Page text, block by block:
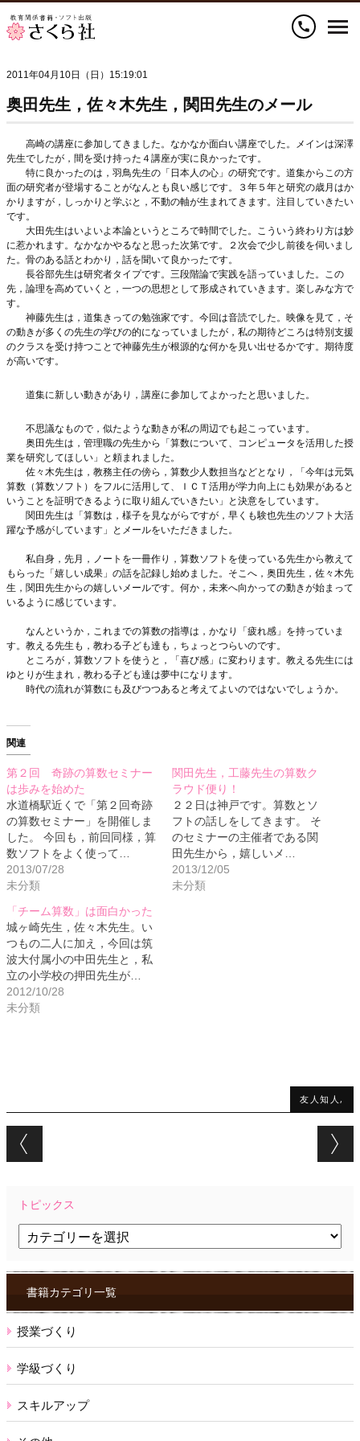
call
2011年04月10日（日）15:19:01
奥田先生，佐々木先生，関田先生のメール
高崎の講座に参加してきました。なかなか面白い講座でした。メインは深澤
先生でしたが，間を受け持った４講座が実に良かったです。
特に良かったのは，羽鳥先生の「日本人の心」の研究です。道集からこの方
面の研究者が登場することがなんとも良い感じです。３年５年と研究の歳月はか
かりますが，しっかりと学ぶと，不動の軸が生まれてきます。注目していきたい
です。
大田先生はいよいよ本論というところで時間でした。こういう終わり方は妙
に惹かれます。なかなかやるなと思った次第です。２次会で少し前後を伺いまし
た。骨のある話とわかり，話を聞いて良かったです。
長谷部先生は研究者タイプです。三段階論で実践を語っていました。この
先，論理を高めていくと，一つの思想として形成されていきます。楽しみな方で
す。
神藤先生は，道集きっての勉強家です。今回は音読でした。映像を見て，そ
の動きが多くの先生の学びの的になっていましたが，私の期待どころは特別支援
のクラスを受け持つことで神藤先生が根源的な何かを見い出せるかです。期待度
が高いです。
道集に新しい動きがあり，講座に参加してよかったと思いました。
不思議なもので，似たような動きが私の周辺でも起こっています。
奥田先生は，管理職の先生から「算数について、コンピュータを活用した授
業を研究してほしい」と頼まれました。
佐々木先生は，教務主任の傍ら，算数少人数担当などとなり，「今年は元気
算数（算数ソフト）をフルに活用して、ＩＣＴ活用が学力向上にも効果があると
いうことを証明できるように取り組んでいきたい」と決意をしています。
関田先生は「算数は，様子を見ながらですが，早くも験也先生のソフト大活
躍な予感がしています」とメールをいただきました。
私自身，先月，ノートを一冊作り，算数ソフトを使っている先生から教えて
もらった「嬉しい成果」の話を記録し始めました。そこへ，奥田先生，佐々木先
生，関田先生からの嬉しいメールです。何か，未来へ向かっての動きが始まって
いるように感じています。
なんというか，これまでの算数の指導は，かなり「疲れ感」を持っていま
す。教える先生も，教わる子ども達も，ちょっとつらいのです。
ところが，算数ソフトを使うと，「喜び感」に変わります。教える先生には
ゆとりが生まれ，教わる子ども達は夢中になります。
時代の流れが算数にも及びつつあると考えてよいのではないでしょうか。
関連
第２回 奇跡の算数セミナー
は歩みを始めた
水道橋駅近くで「第２回奇跡
の算数セミナー」を開催しま
した。 今回も，前回同様，算
数ソフトをよく使って…
2013/07/28
未分類
関田先生，工藤先生の算数ク
ラウド便り！
２２日は神戸です。算数とソ
フトの話しをしてきます。 そ
のセミナーの主催者である関
田先生から，嬉しいメ…
2013/12/05
未分類
「チーム算数」は面白かった
城ヶ崎先生，佐々木先生。い
つもの二人に加え，今回は筑
波大付属小の中田先生と，私
立の小学校の押田先生が…
2012/10/28
未分類
友人知人,
Post navigation
トピックス
ク
ス書籍カテゴリ一覧
授業づくり
学級づくり
スキルアップ